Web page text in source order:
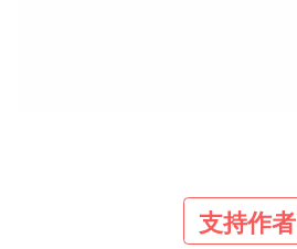
支持作者